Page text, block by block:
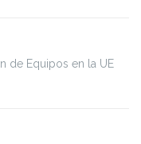
de Equipos en la UE